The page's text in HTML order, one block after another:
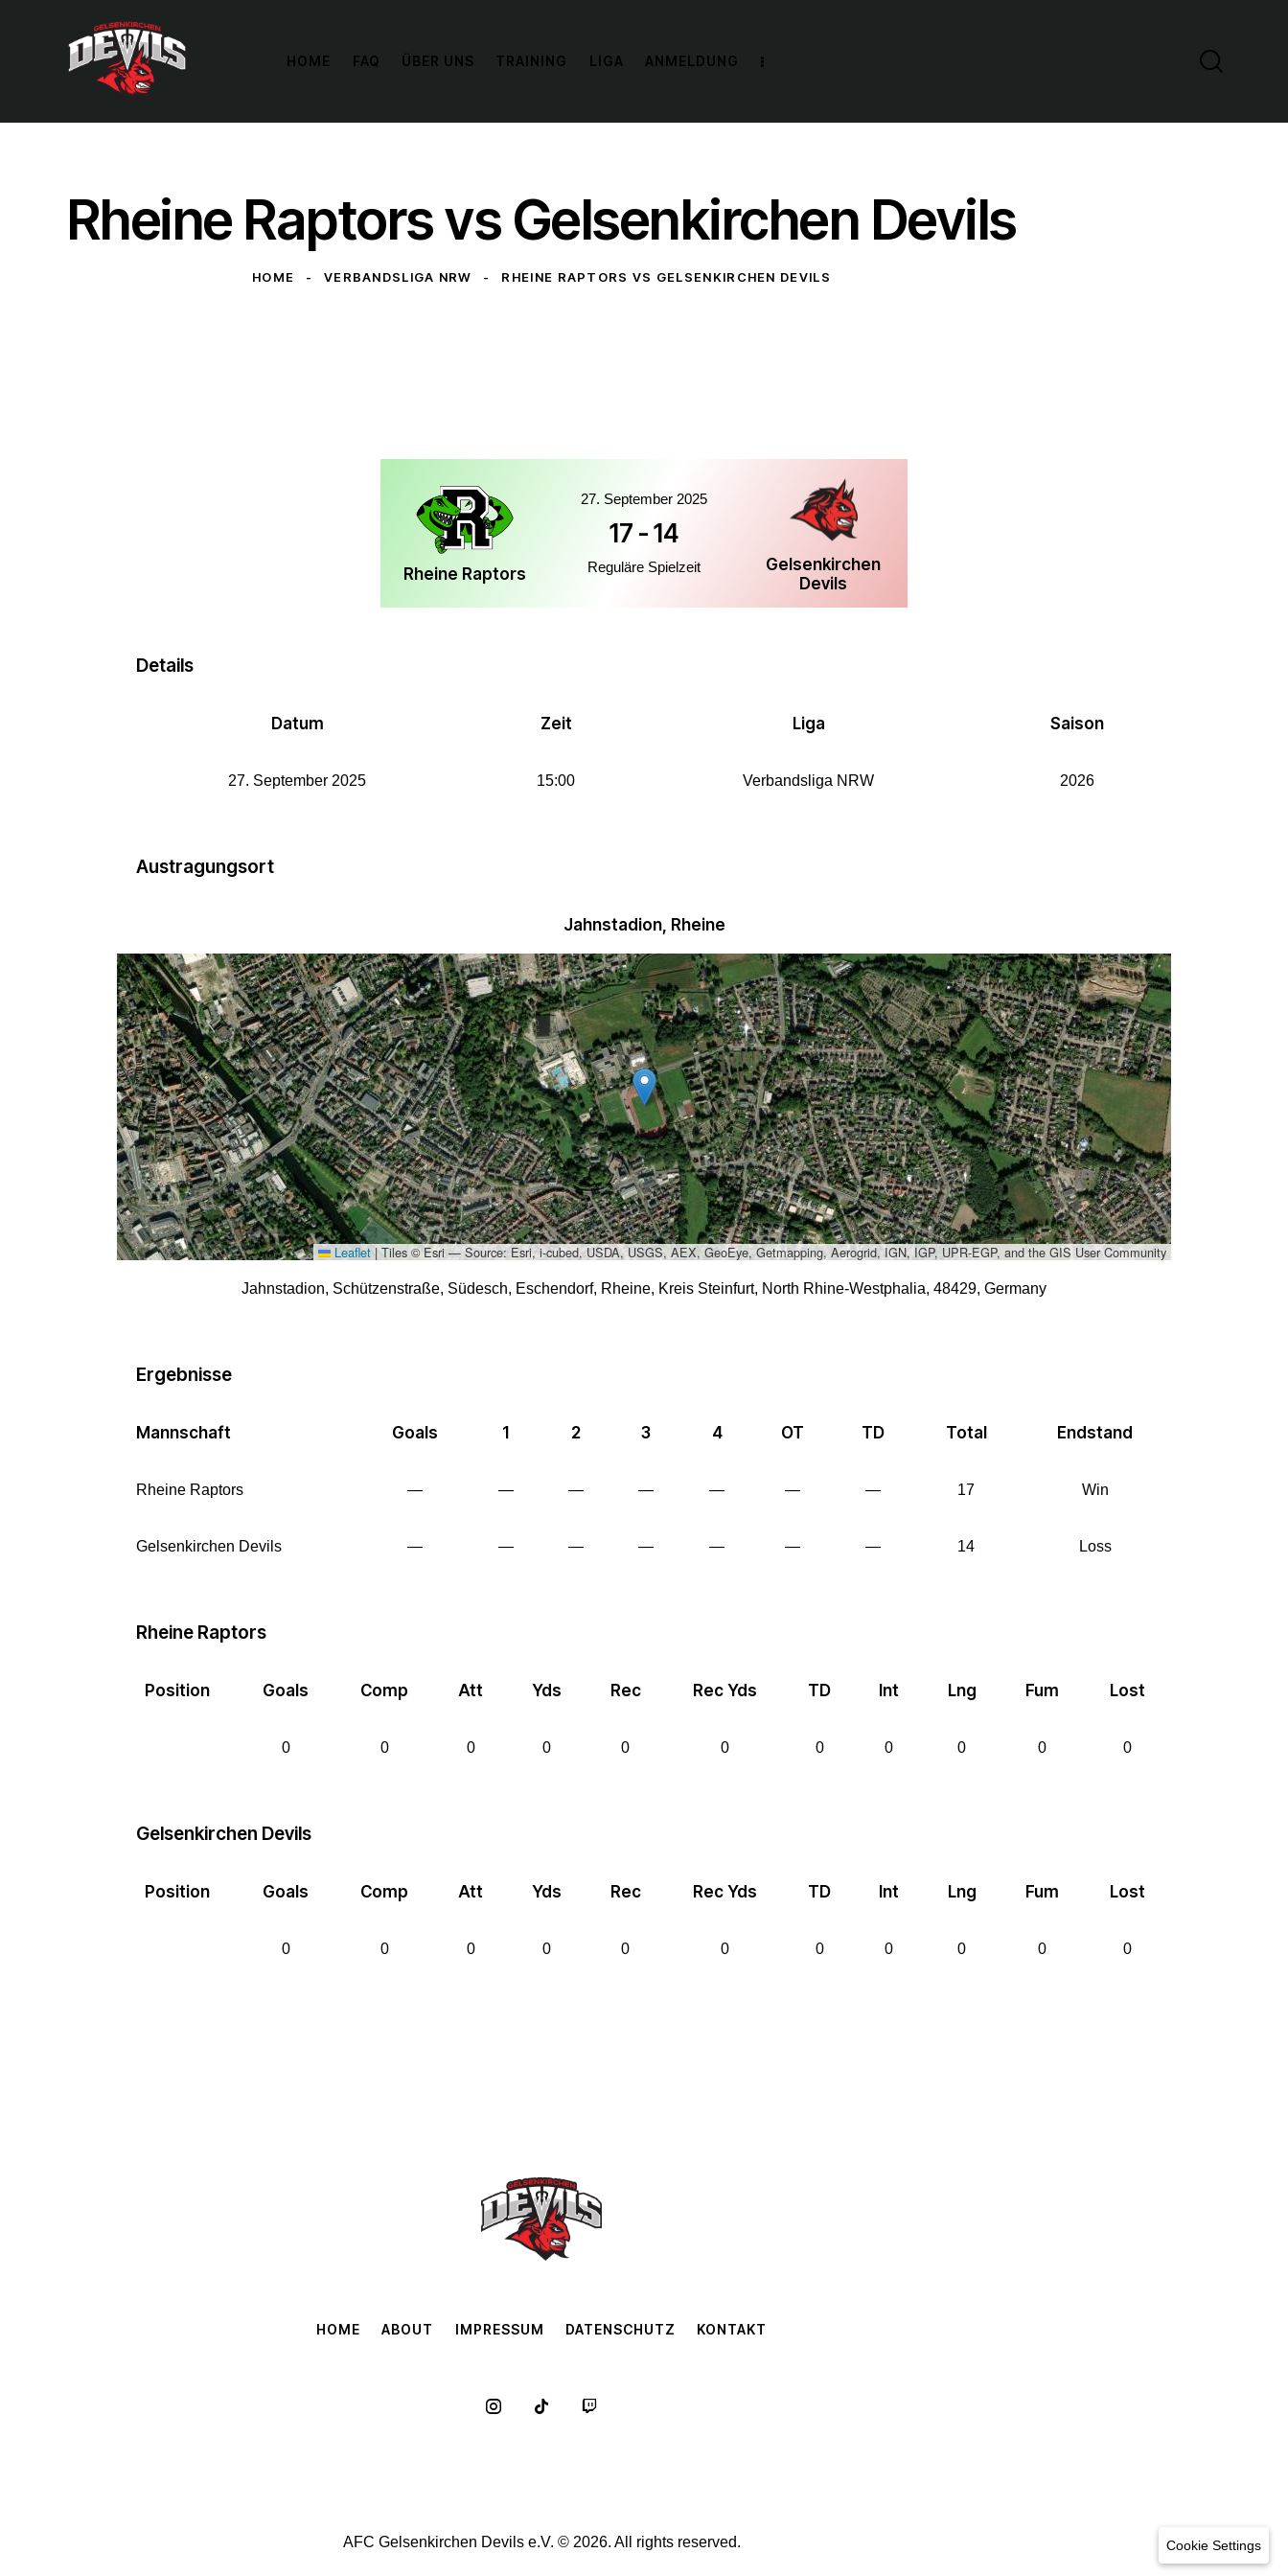
HOME FAQ ÜBER UNS TRAINING LIGA ANMELDUNG
Rheine Raptors vs Gelsenkirchen Devils
HOME VERBANDSLIGA NRW RHEINE RAPTORS VS GELSENKIRCHEN DEVILS
Rheine Raptors
Gelsenkirchen
Devils
27. September 2025
17 -14
Reguläre Spielzeit
Details
Datum Zeit Liga Saison
27. September 2025 15:00 Verbandsliga NRW 2026
Austragungsort
Jahnstadion, Rheine
Leaflet | Tiles © Esri — Source: Esri, i-cubed, USDA, USGS, AEX, GeoEye, Getmapping, Aerogrid, IGN, IGP, UPR-EGP, and the GIS User Community
Jahnstadion, Schützenstraße, Südesch, Eschendorf, Rheine, Kreis Steinfurt, North Rhine-Westphalia, 48429, Germany
Ergebnisse
Mannschaft Goals 1 2 3 4 OT TD Total Endstand
Rheine Raptors — — — — — — — 17 Win
Gelsenkirchen Devils — — — — — — — 14 Loss
Rheine Raptors
Position Goals Comp Att Yds Rec Rec Yds TD Int Lng Fum Lost
0 0 0 0 0 0 0 0 0 0 0
Gelsenkirchen Devils
Position Goals Comp Att Yds Rec Rec Yds TD Int Lng Fum Lost
0 0 0 0 0 0 0 0 0 0 0
HOME ABOUT IMPRESSUM DATENSCHUTZ KONTAKT
AFC Gelsenkirchen Devils e.V. © 2026. All rights reserved. Cookie Settings